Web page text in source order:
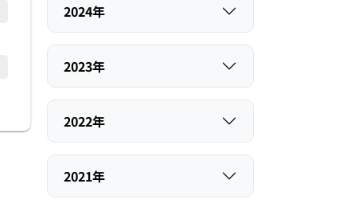
2024年
2023年
2022年
2021年